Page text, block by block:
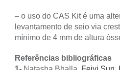
– o uso do CAS Kit é uma
levantamento de seio via
mínimo de 4 mm de altura
Referências bibliográficas